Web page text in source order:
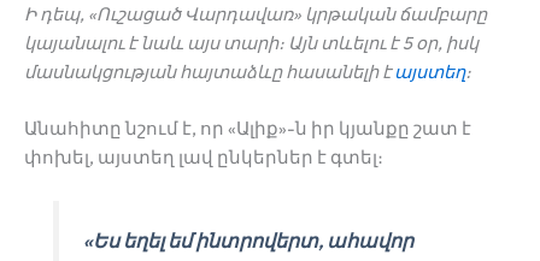
Ի դեպ, «Ուշացած Վարդավառ» կրթական ճամբարը
կայանալու է նաև այս տարի։ Այն տևելու է 5 օր, իսկ
մասնակցության հայտաձևը հասանելի է այստեղ։
Անահիտը նշում է, որ «Ալիք»-ն իր կյանքը շատ է
փոխել, այստեղ լավ ընկերներ է գտել։
«Ես եղել եմ ինտրովերտ, ահավոր